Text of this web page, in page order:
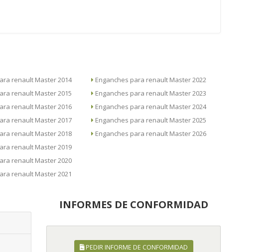
Enganches para renault Master 2014
Enganches para renault Master 2015
Enganches para renault Master 2016
Enganches para renault Master 2017
Enganches para renault Master 2018
Enganches para renault Master 2019
Enganches para renault Master 2020
Enganches para renault Master 2021
Enganches para renault Master 2022
Enganches para renault Master 2023
Enganches para renault Master 2024
Enganches para renault Master 2025
Enganches para renault Master 2026
INFORMES DE CONFORMIDAD
PEDIR INFORME DE CONFORMIDAD